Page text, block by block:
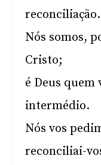
reconciliação.
Nós somos,
Cristo;
é Deus quem
intermédio.
Nós vos
reconciliai-